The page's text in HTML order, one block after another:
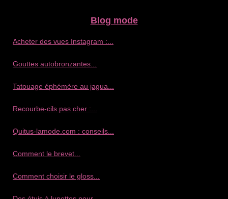
Blog mode
Acheter des vues Instagram :...
Gouttes autobronzantes...
Tatouage éphémère au jagua...
Recourbe‑cils pas cher :...
Quitus-lamode.com : conseils...
Comment le brevet...
Comment choisir le gloss...